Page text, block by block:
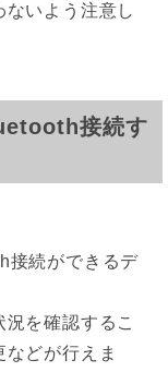
いよう注意し
接続す
接続ができるデ
を確認するこ
どが行えま